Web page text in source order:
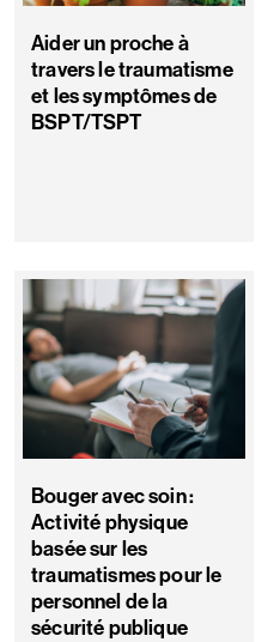
Aider un proche à
travers le traumatisme
et les symptômes de
BSPT/TSPT
Bouger avec soin :
Activité physique
basée sur les
traumatismes pour le
personnel de la
sécurité publique